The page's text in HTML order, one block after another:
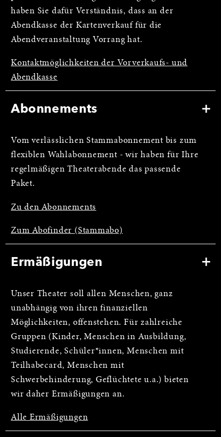
haben Sie dafür Verständnis, dass an der
Abendkasse der Kartenverkauf für die
Abendveranstaltung Vorrang hat.
Kontaktmöglichkeiten der Vorverkaufs- und
Abendkasse
Abonnements
Vom verlässlichen Stammabonnement bis zum
flexiblen Wahlabonnement - wir haben für Ihre
regelmäßigen Theaterabende das passende
Paket.
Zu den Abonnements
Zum Abofinder (Stammabo)
Ermäßigungen
Unser Theater soll allen Menschen, ganz
unabhängig von ihren finanziellen
Möglichkeiten, offenstehen. Für zahlreiche
Gruppen (Kinder, Menschen in Ausbildung,
Studierende, Schüler*innen, Menschen mit
Teilhabecard, Menschen mit
Schwerbehinderung, Geflüchtete u.a.) bieten
wir daher Ermäßigungen an.
Alle Ermäßigungen